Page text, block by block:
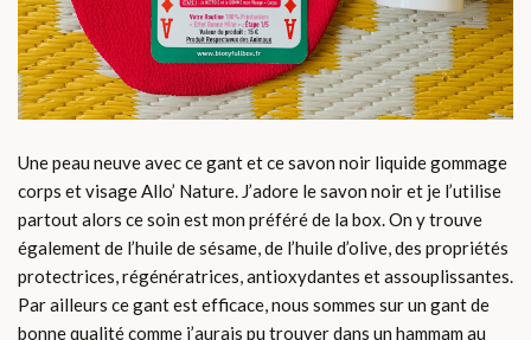
Une peau neuve avec ce gant et ce savon noir liquide gommage
corps et visage Allo’ Nature. J’adore le savon noir et je l’utilise
partout alors ce soin est mon préféré de la box. On y trouve
également de l’huile de sésame, de l’huile d’olive, des propriétés
protectrices, régénératrices, antioxydantes et assouplissantes.
Par ailleurs ce gant est efficace, nous sommes sur un gant de
bonne qualité comme j’aurais pu trouver dans un hammam au